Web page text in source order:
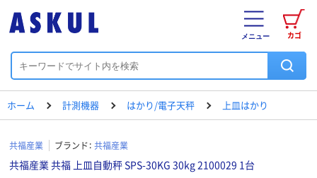
カゴ
メニュー
ホーム 計測機器 はかり/電子天秤 上皿はかり
共福産業 ブランド： 共福産業
共福産業 共福 上皿自動秤 SPS-30KG 30kg 2100029 1台